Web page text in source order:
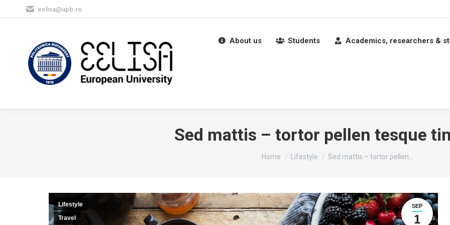
eelisa@upb.ro
About us Students Academics, researchers &
Sed mattis – tortor pellen tesque
You are here:
Home Lifestyle Sed mattis – tortor pellen…
SEP
1
Lifestyle
Travel